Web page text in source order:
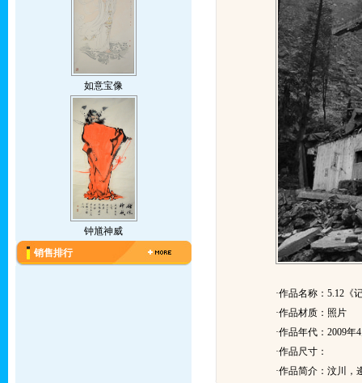
如意宝像
钟馗神威
销售排行
·作品名称：5.12《
·作品材质：照片
·作品年代：2009年
·作品尺寸：
·作品简介： 汶川，